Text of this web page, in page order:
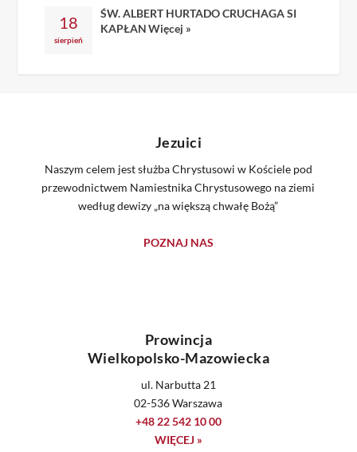
18
sierpień
ŚW. ALBERT HURTADO CRUCHAGA SI
KAPŁAN Więcej »
Jezuici
Naszym celem jest służba Chrystusowi w Kościele pod
przewodnictwem Namiestnika Chrystusowego na ziemi
według dewizy „na większą chwałę Bożą”
POZNAJ NAS
Prowincja
Wielkopolsko-Mazowiecka
ul. Narbutta 21
02-536 Warszawa
+48 22 542 10 00
WIĘCEJ »